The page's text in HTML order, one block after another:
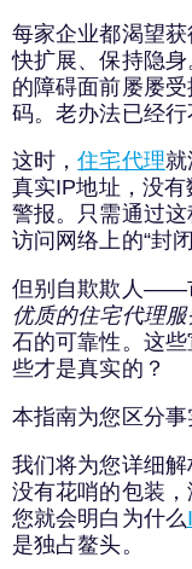
每家企业都渴望
快扩展、保持隐
的障碍面前屡屡
码。老办法已经行
这时，住宅代理就
真实IP地址，没
警报。只需通过
访问网络上的“封闭
但别自欺欺人——
优质的住宅代理服
石的可靠性。这
些才是真实的？
本指南为您区分事
我们将为您详细解
没有花哨的包装，
您就会明白为什么
是独占鳌头。